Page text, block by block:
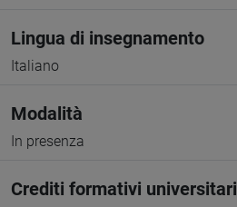
Lingua di insegnamento
Italiano
Modalità
In presenza
Crediti formativi universitari